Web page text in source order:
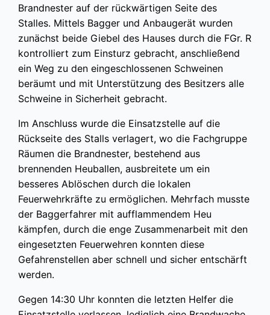
Brandnester auf der rückwärtigen Seite des
Stalles. Mittels Bagger und Anbaugerät wurden
zunächst beide Giebel des Hauses durch die FGr. R
kontrolliert zum Einsturz gebracht, anschließend
ein Weg zu den eingeschlossenen Schweinen
beräumt und mit Unterstützung des Besitzers alle
Schweine in Sicherheit gebracht.
Im Anschluss wurde die Einsatzstelle auf die
Rückseite des Stalls verlagert, wo die Fachgruppe
Räumen die Brandnester, bestehend aus
brennenden Heuballen, ausbreitete um ein
besseres Ablöschen durch die lokalen
Feuerwehrkräfte zu ermöglichen. Mehrfach musste
der Baggerfahrer mit aufflammendem Heu
kämpfen, durch die enge Zusammenarbeit mit den
eingesetzten Feuerwehren konnten diese
Gefahrenstellen aber schnell und sicher entschärft
werden.
Gegen 14:30 Uhr konnten die letzten Helfer die